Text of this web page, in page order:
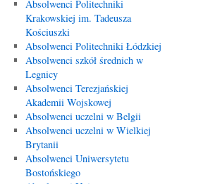
Absolwenci Politechniki
Krakowskiej im. Tadeusza
Kościuszki
Absolwenci Politechniki Łódzkiej
Absolwenci szkół średnich w
Legnicy
Absolwenci Terezjańskiej
Akademii Wojskowej
Absolwenci uczelni w Belgii
Absolwenci uczelni w Wielkiej
Brytanii
Absolwenci Uniwersytetu
Bostońskiego